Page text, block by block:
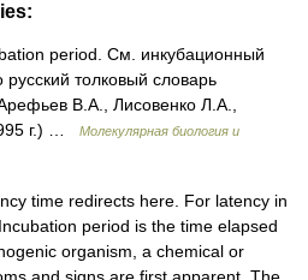
period. См. инкубационный
толковый словарь
В.А., Лисовенко Л.А.,
г.) …
Молекулярная биология и
time redirects here. For latency in
period is the time elapsed
organism, a chemical or